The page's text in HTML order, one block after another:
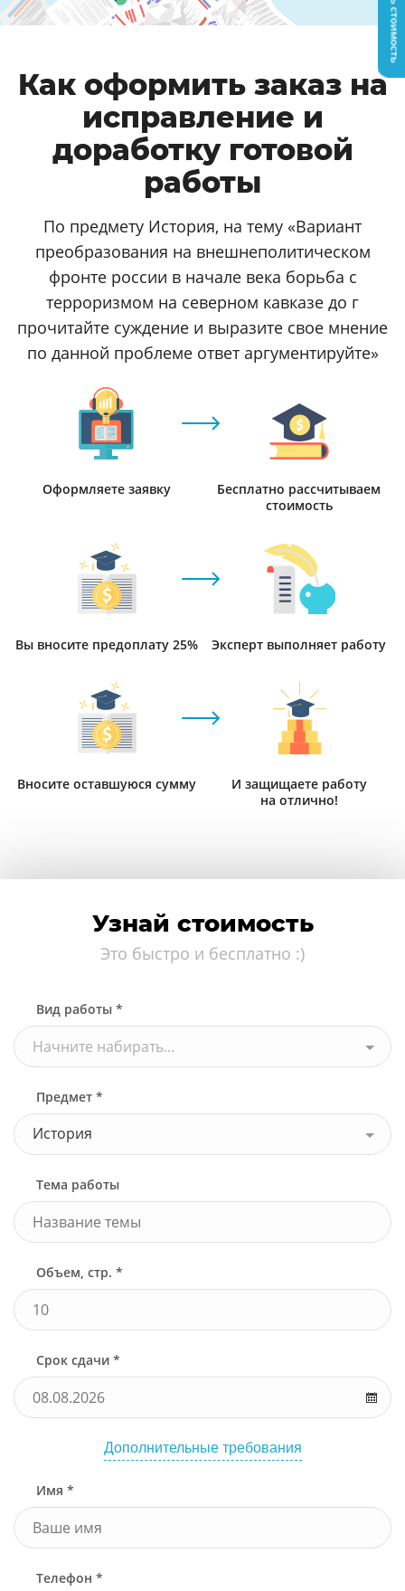
Как оформить заказ на
исправление и
доработку готовой
работы
По предмету История, на тему «Вариант
преобразования на внешнеполитическом
фронте россии в начале века борьба с
терроризмом на северном кавказе до г
прочитайте суждение и выразите свое мнение
по данной проблеме ответ аргументируйте»
Оформляете заявку
Бесплатно рассчитываем
стоимость
Вы вносите предоплату 25% Эксперт выполняет работу
Вносите оставшуюся сумму
И защищаете работу
на отлично!
Узнай стоимость
Это быстро и бесплатно :)
Вид работы *
Начните набирать...
Предмет *
История
Тема работы
Объем, стр. *
Срок сдачи *
Дополнительные требования
Имя *
Телефон *